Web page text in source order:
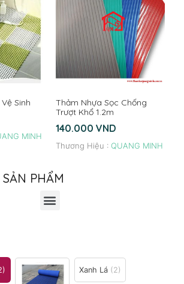
PHẨM
Xanh Lá (2)
Sinh
MINH
Thảm Nhựa Sọc Chống
Trượt Khổ 1.2m
140.000 VND
Thương Hiệu : QUANG MINH